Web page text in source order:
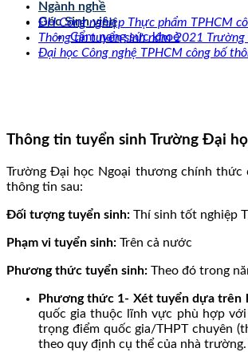
Ngành nghề
Góc Sinh viên
Cẩm nang sức khoẻ
ĐH Công nghiệp Thực phẩm TPHCM
Thông tin tuyển sinh năm 2021
Đại học Công nghệ TPHCM công bố
Thông tin tuyển sinh Trường Đại
Trường Đại học Ngoại thương chính thức
thông tin sau:
Đối tượng tuyển sinh: Thí sinh tốt nghiệp
Phạm vi tuyển sinh: Trên cả nước
Phương thức tuyển sinh: Theo đó trong
Phương thức 1- Xét tuyển dựa trên
quốc gia thuộc lĩnh vực phù hợp
trọng điểm quốc gia/THPT chuyên
theo quy định cụ thể của nhà trường.